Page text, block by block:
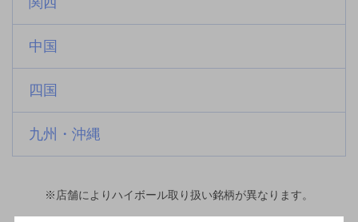
中国
四国
九州・沖縄
※店舗によりハイボール取り扱い銘柄が異なります。